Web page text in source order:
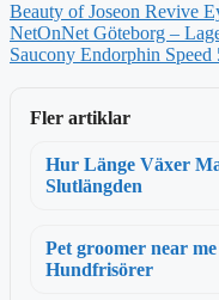
Beauty of Joseon Revive
NetOnNet Göteborg –
Saucony Endorphin Speed
Fler artiklar
Hur Länge Växer
Slutlängden
Pet groomer near
Hundfrisörer